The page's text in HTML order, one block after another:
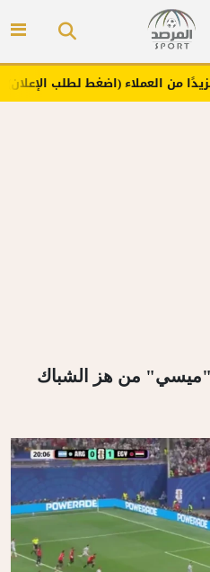
لطلب الإعلان)
"ميسي" من هز الشباك